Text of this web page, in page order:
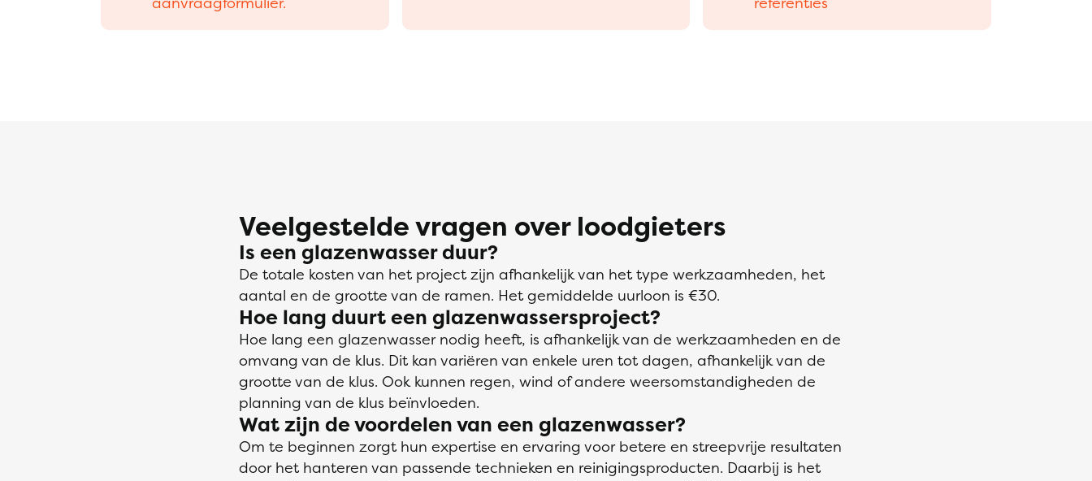
Veelgestelde vragen over loodgieters
Is een glazenwasser duur?
De totale kosten van het project zijn afhankelijk van het type werkzaamheden, het
aantal en de grootte van de ramen. Het gemiddelde uurloon is €30.
Hoe lang duurt een glazenwassersproject?
Hoe lang een glazenwasser nodig heeft, is afhankelijk van de werkzaamheden en de
omvang van de klus. Dit kan variëren van enkele uren tot dagen, afhankelijk van de
grootte van de klus. Ook kunnen regen, wind of andere weersomstandigheden de
planning van de klus beïnvloeden.
Wat zijn de voordelen van een glazenwasser?
Om te beginnen zorgt hun expertise en ervaring voor betere en streepvrije resultaten
door het hanteren van passende technieken en reinigingsproducten. Daarbij is het